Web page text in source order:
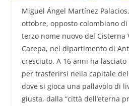
Miguel Ángel Martínez
ottobre, opposto colombiano
terzo nome nuovo del Cisterna
Carepa, nel dipartimento di
cresciuto. A 16 anni ha
per trasferirsi nella capitale
dove si gioca una pallavolo di
giusta, dalla “città dell’eterna